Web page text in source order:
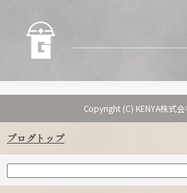
Copyright (C) KENYA株式
ブログトップ